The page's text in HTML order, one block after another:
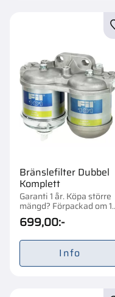
Bränslefilter Dubbel
Komplett
Garanti 1 år. Köpa större
mängd? Förpackad om 1
st.
699,00:-
Info